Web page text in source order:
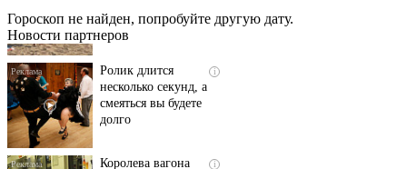
Гороскоп не найден, попробуйте другую дату.
Новости партнеров
несколько секунд, а
смеяться вы будете
долго
отожгла! Видео не